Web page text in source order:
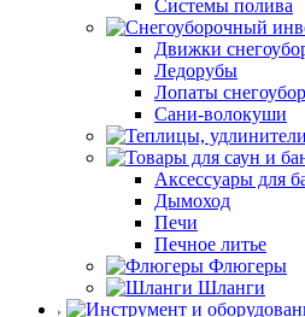
Системы полива
Движки
Ледорубы
Лопаты
Сани-волокуши
Аксессуары для
Дымоход
Печи
Печное литье
Флюгеры
Шланги